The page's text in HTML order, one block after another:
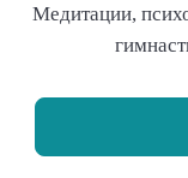
Медитации,